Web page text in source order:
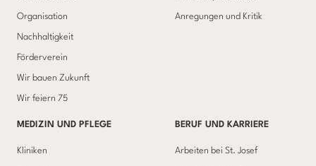
Organisation
Nachhaltigkeit
Förderverein
Wir bauen Zukunft
Wir feiern 75
Anregungen und Kritik
MEDIZIN UND PFLEGE
Kliniken
BERUF UND KARRIERE
Arbeiten bei St. Josef